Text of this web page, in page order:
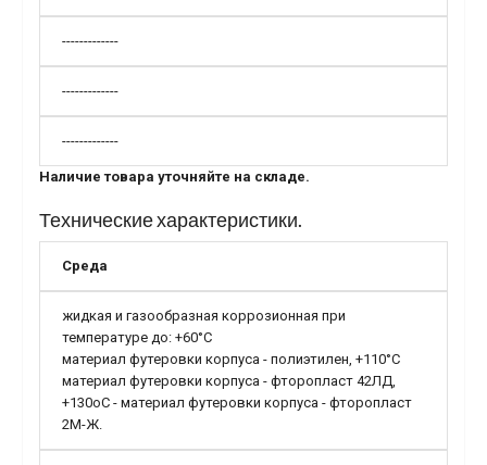
-------------
-------------
-------------
Наличие товара уточняйте на складе.
Технические характеристики.
Среда
жидкая и газообразная коррозионная при
температуре до: +60°С
материал футеровки корпуса - полиэтилен, +110°С
материал футеровки корпуса - фторопласт 42ЛД,
+130oС - материал футеровки корпуса - фторопласт
2М-Ж.